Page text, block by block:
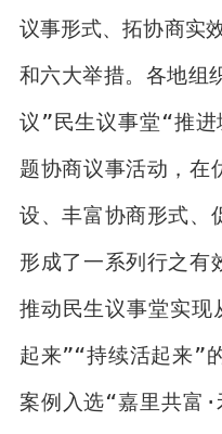
议事形式、拓协商实
和六大举措。各地组
议”民生议事堂“推
题协商议事活动，在
设、丰富协商形式、
形成了一系列行之有
推动民生议事堂实现
起来”“持续活起来”
案例入选“嘉里共富